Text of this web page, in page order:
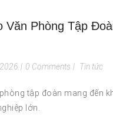
Văn Phòng Tập
| 0 Comments | Tin tức
tập đoàn mang đến
lớn.